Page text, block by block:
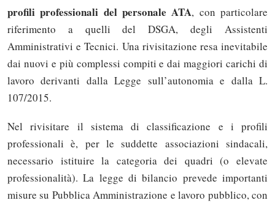
profili professionali del personale ATA, con particolare
riferimento a quelli del DSGA, degli Assistenti
Amministrativi e Tecnici. Una rivisitazione resa inevitabile
dai nuovi e più complessi compiti e dai maggiori carichi di
lavoro derivanti dalla Legge sull’autonomia e dalla L.
107/2015.
Nel rivisitare il sistema di classificazione e i profili
professionali è, per le suddette associazioni sindacali,
necessario istituire la categoria dei quadri (o elevate
professionalità). La legge di bilancio prevede importanti
misure su Pubblica Amministrazione e lavoro pubblico, con